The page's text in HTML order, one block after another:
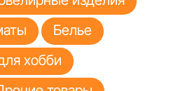
Белье
хобби